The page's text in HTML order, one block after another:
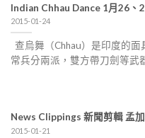
Indian Chhau Dance 1月26、
2015-01-24
查烏舞（Chhau）是印度的
常兵分兩派，雙方帶刀劍等武
News Clippings 新聞剪輯 孟
2015-01-21